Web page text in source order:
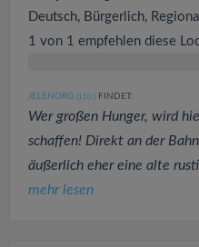
Deutsch, Bürgerlich,
1 von 1 empfehlen diese
JELENORG (110 ) FINDET:
Wer großen Hunger, wird
schaffen! Direkt an der
äußerlich eher eine alte
mehr lesen